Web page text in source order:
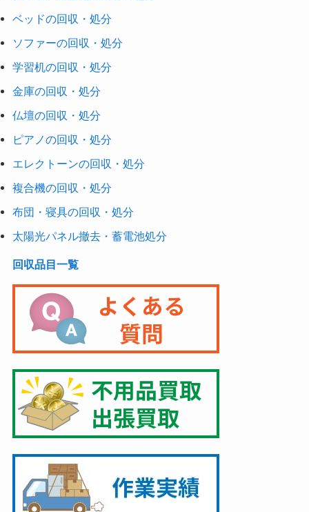
ベッドの回収・処分
ソファーの回収・処分
学習机の回収・処分
金庫の回収・処分
仏壇の回収・処分
ピアノの回収・処分
エレクトーンの回収・処分
複合機の回収・処分
布団・寝具の回収・処分
太陽光パネル撤去・蓄電池処分
回収品目一覧